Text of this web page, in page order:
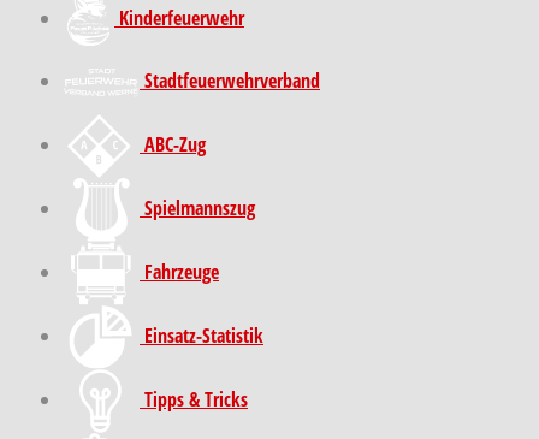
Kinder­feuer­wehr
Stadt­feuer­wehr­verband
ABC-Zug
Spielmannszug
Fahrzeuge
Einsatz-Statistik
Tipps & Tricks